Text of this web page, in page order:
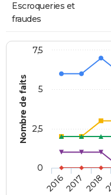
Escroqueries et
fraudes
Nombre de faits
20162017 2018
0
2,5
5
7,5